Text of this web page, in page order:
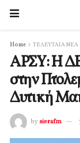
Home ΤΕΛΕΥΤΑΙΑ ΝΕΑ
ΑΡΣΥ: Η
στην
Δυτική
by sierafm